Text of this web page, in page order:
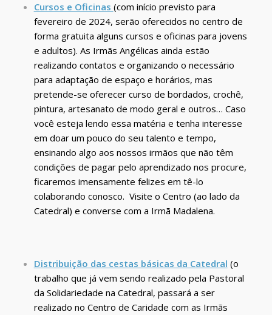
Cursos e Oficinas (com início previsto para
fevereiro de 2024, serão oferecidos no centro de
forma gratuita alguns cursos e oficinas para jovens
e adultos). As Irmãs Angélicas ainda estão
realizando contatos e organizando o necessário
para adaptação de espaço e horários, mas
pretende-se oferecer curso de bordados, crochê,
pintura, artesanato de modo geral e outros… Caso
você esteja lendo essa matéria e tenha interesse
em doar um pouco do seu talento e tempo,
ensinando algo aos nossos irmãos que não têm
condições de pagar pelo aprendizado nos procure,
ficaremos imensamente felizes em tê-lo
colaborando conosco. Visite o Centro (ao lado da
Catedral) e converse com a Irmã Madalena.
Distribuição das cestas básicas da Catedral (o
trabalho que já vem sendo realizado pela Pastoral
da Solidariedade na Catedral, passará a ser
realizado no Centro de Caridade com as Irmãs